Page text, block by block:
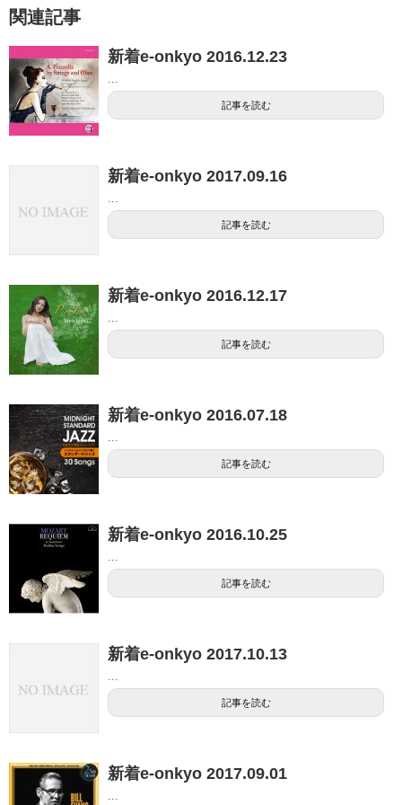
関連記事
新着e-onkyo 2016.12.23
記事を読む
新着e-onkyo 2017.09.16
記事を読む
新着e-onkyo 2016.12.17
記事を読む
新着e-onkyo 2016.07.18
記事を読む
新着e-onkyo 2016.10.25
記事を読む
新着e-onkyo 2017.10.13
記事を読む
新着e-onkyo 2017.09.01